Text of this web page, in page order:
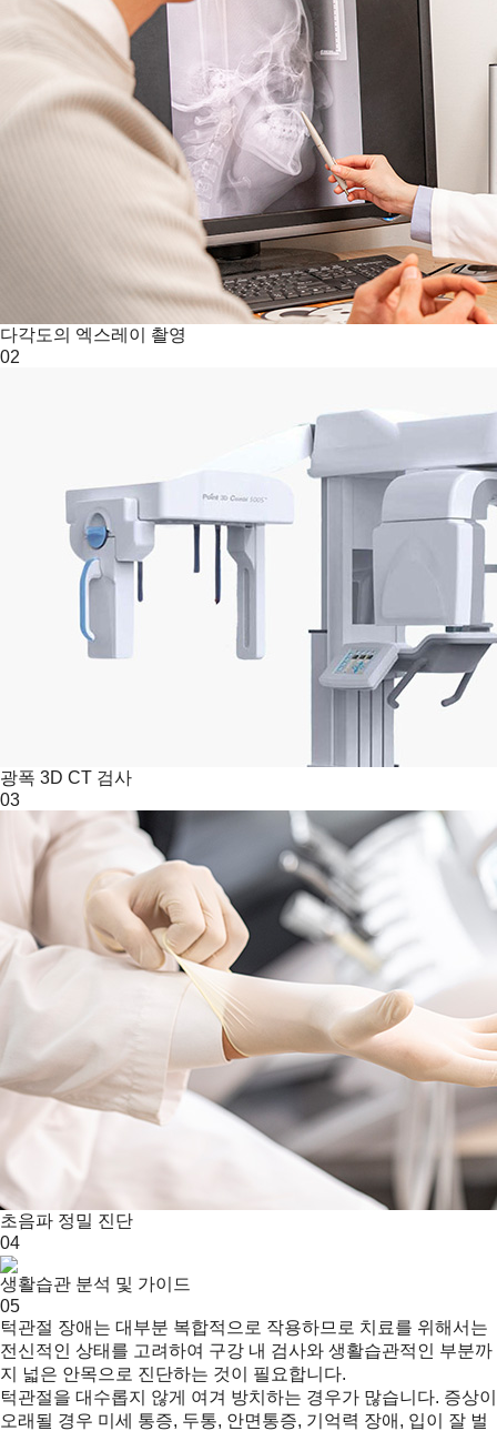
다각도의 엑스레이 촬영
02
광폭 3D CT 검사
03
초음파 정밀 진단
04
생활습관 분석 및 가이드
05
턱관절 장애는 대부분 복합적으로 작용하므로 치료를 위해서는
전신적인 상태를 고려하여 구강 내 검사와 생활습관적인 부분까
지 넓은 안목으로 진단하는 것이 필요합니다.
턱관절을 대수롭지 않게 여겨 방치하는 경우가 많습니다. 증상이
오래될 경우 미세 통증, 두통, 안면통증, 기억력 장애, 입이 잘 벌